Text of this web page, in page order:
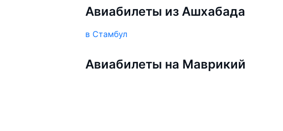
Авиабилеты из Ашхабада
в Стамбул
Авиабилеты на Маврикий